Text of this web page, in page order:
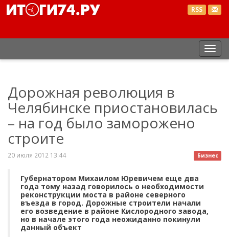
RSS
Дорожная революция в
Челябинске приостановилась
– на год было заморожено
строите
Бизнес
20 июля 2012 13:44
Губернатором Михаилом Юревичем еще два
года тому назад говорилось о необходимости
реконструкции моста в районе северного
въезда в город. Дорожные строители начали
его возведение в районе Кислородного завода,
но в начале этого года неожиданно покинули
данный объект